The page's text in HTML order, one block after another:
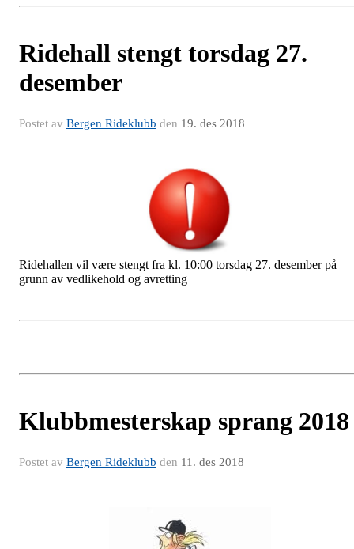
Ridehall stengt torsdag 27.
desember
Postet av Bergen Rideklubb den 19. des 2018
Ridehallen vil være stengt fra kl. 10:00 torsdag 27. desember på
grunn av vedlikehold og avretting
Klubbmesterskap sprang 2018
Postet av Bergen Rideklubb den 11. des 2018